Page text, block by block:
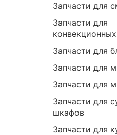
Запчасти для
Запчасти для
Запчасти для
Запчасти для
Запчасти для
Запчасти для
шкафов
Запчасти для